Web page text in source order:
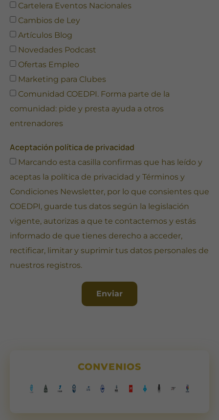
Cartelera Eventos Nacionales
Cambios de Ley
Artículos Blog
Novedades Podcast
Ofertas Empleo
Marketing para Clubes
Comunidad COEDPI. Forma parte de la
comunidad: pide y presta ayuda a otros
entrenadores
Aceptación política de privacidad
Marcando esta casilla confirmas que has leído y
aceptas la política de privacidad y Términos y
Condiciones Newsletter, por lo que consientes que
COEDPI, guarde tus datos según la legislación
vigente, autorizas a que te contactemos y estás
informado de que tienes derecho a acceder,
rectificar, limitar y suprimir tus datos personales de
nuestros registros.
Enviar
CONVENIOS
cookies,
algunas
funcionalidades
Marketing
Al compartir tus
intereses y
comportamiento
mientras visitas
nuestro sitio,
aumentas la
ver contenido y
ofertas